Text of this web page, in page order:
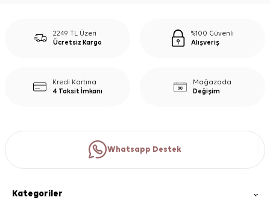
2249 TL Üzeri
Ücretsiz Kargo
%100 Güvenli
Alışveriş
Kredi Kartına
4 Taksit İmkanı
Mağazada
Değişim
Whatsapp Destek
Kategoriler